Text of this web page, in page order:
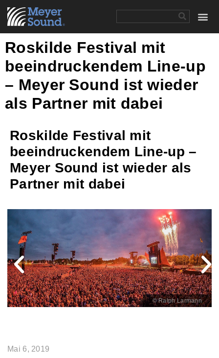
Roskilde Festival mit
beeindruckendem Line-up
– Meyer Sound ist wieder
als Partner mit dabei
Roskilde Festival mit
beeindruckendem Line-up –
Meyer Sound ist wieder als
Partner mit dabei
© Ralph Larmann
Mai 6, 2019